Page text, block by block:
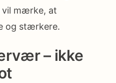
vil mærke, at
og stærkere.
– ikke